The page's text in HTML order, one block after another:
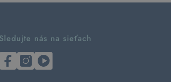
Sledujte nás na sieťach